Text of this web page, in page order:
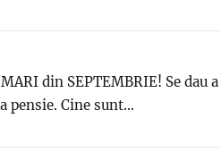
din SEPTEMBRIE! Se dau a
pensie. Cine sunt...